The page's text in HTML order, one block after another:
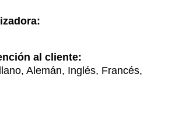
al cliente:
Alemán, Inglés, Francés,